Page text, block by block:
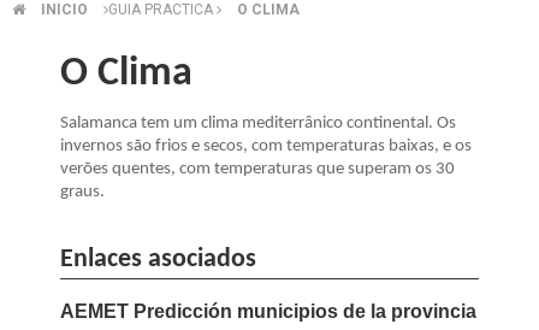
BREADCRUMB
INICIO GUIA PRACTICA O CLIMA
O Clima
Salamanca tem um clima mediterrânico continental. Os
invernos são frios e secos, com temperaturas baixas, e os
verões quentes, com temperaturas que superam os 30
graus.
Enlaces asociados
AEMET Predicción municipios de la provincia